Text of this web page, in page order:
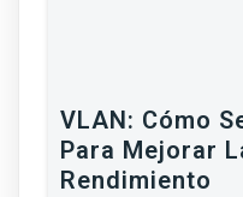
VLAN: Cómo
Para Mejorar
Rendimiento